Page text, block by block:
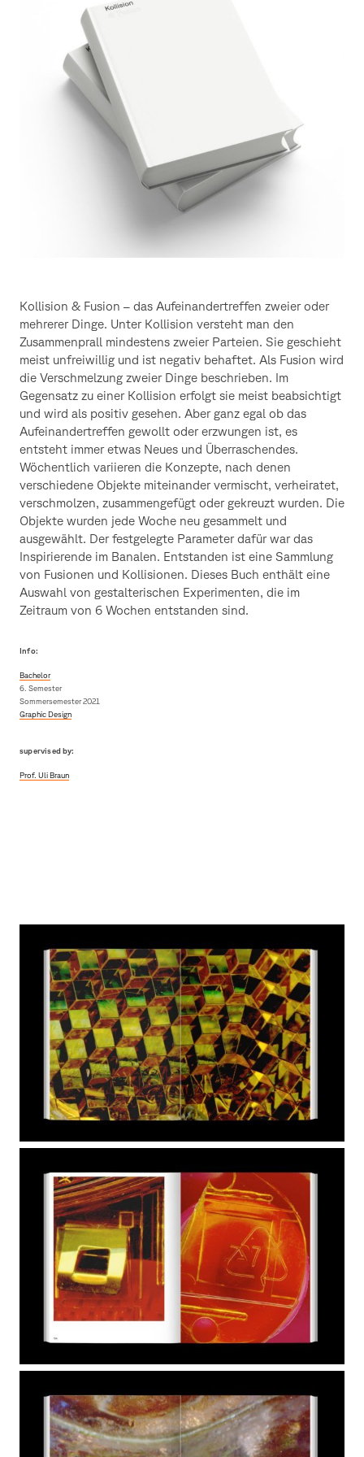
Kollision & Fusion – das Aufeinandertreffen zweier oder
mehrerer Dinge. Unter Kollision versteht man den
Zusammenprall mindestens zweier Parteien. Sie geschieht
meist unfreiwillig und ist negativ behaftet. Als Fusion wird
die Verschmelzung zweier Dinge beschrieben. Im
Gegensatz zu einer Kollision erfolgt sie meist beabsichtigt
und wird als positiv gesehen. Aber ganz egal ob das
Aufeinandertreffen gewollt oder erzwungen ist, es
entsteht immer etwas Neues und Überraschendes.
Wöchentlich variieren die Konzepte, nach denen
verschiedene Objekte miteinander vermischt, verheiratet,
verschmolzen, zusammengefügt oder gekreuzt wurden. Die
Objekte wurden jede Woche neu gesammelt und
ausgewählt. Der festgelegte Parameter dafür war das
Inspirierende im Banalen. Entstanden ist eine Sammlung
von Fusionen und Kollisionen. Dieses Buch enthält eine
Auswahl von gestalterischen Experimenten, die im
Zeitraum von 6 Wochen entstanden sind.
Info:
Bachelor
6. Semester
Sommersemester 2021
Graphic Design
supervised by:
Prof. Uli Braun